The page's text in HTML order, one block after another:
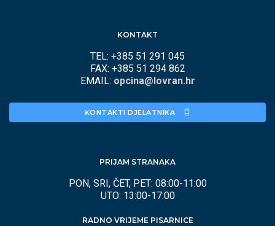
KONTAKT
TEL: +385 51 291 045
FAX: +385 51 294 862
EMAIL: opcina@lovran.hr
KONTAKTI DJELATNIKA
PRIJAM STRANAKA
PON, SRI, ČET, PET: 08:00-11:00
UTO: 13:00-17:00
RADNO VRIJEME PISARNICE